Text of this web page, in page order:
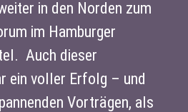
in den Norden zum
im Hamburger
Auch dieser
ein voller Erfolg – und
Vorträgen, als